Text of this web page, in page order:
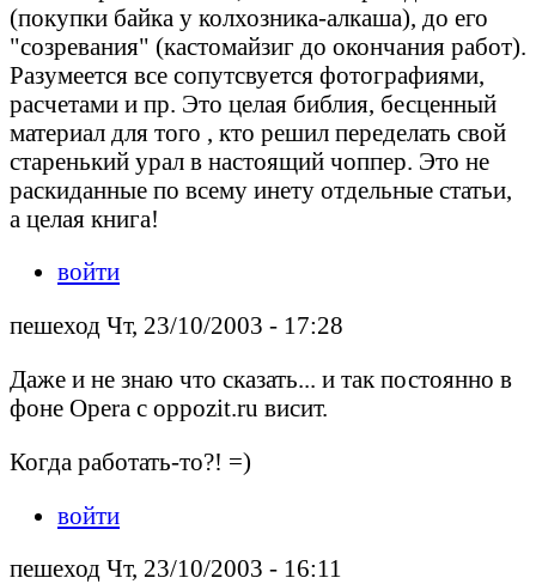
(покупки байка у колхозника-алкаша), до его
"созревания" (кастомайзиг до окончания работ).
Разумеется все сопутсвуется фотографиями,
расчетами и пр. Это целая библия, бесценный
материал для того , кто решил переделать свой
старенький урал в настоящий чоппер. Это не
раскиданные по всему инету отдельные статьи,
а целая книга!
войти
пешеход Чт, 23/10/2003 - 17:28
Даже и не знаю что сказать... и так постоянно в
фоне Opera с oppozit.ru висит.
Когда работать-то?! =)
войти
пешеход Чт, 23/10/2003 - 16:11